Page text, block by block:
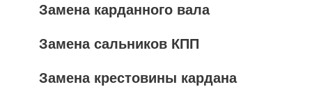
Замена карданного вала
Замена сальников КПП
Замена крестовины кардана